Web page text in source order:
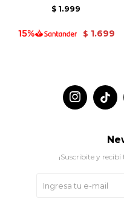
$ 1.999
$ 1.699

¡Suscribite y